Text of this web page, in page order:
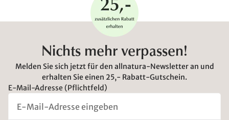
Nichts mehr verpassen!
Melden Sie sich jetzt für den allnatura-Newsletter an und
erhalten Sie einen 25,- Rabatt-Gutschein.
E-Mail-Adresse (Pflichtfeld)